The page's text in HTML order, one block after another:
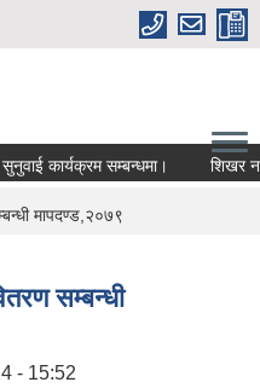
कार्यक्रम सम्बन्धमा। शिखर
मापदण्ड,२०७९
सम्बन्धी
- 15:52